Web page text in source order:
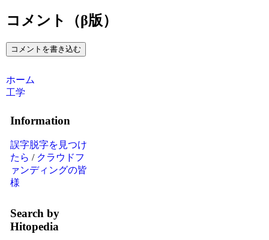
コメント（β版）
コメントを書き込む
ホーム
工学
Information
誤字脱字を見つけ
たら / クラウドフ
ァンディングの皆
様
Search by
Hitopedia